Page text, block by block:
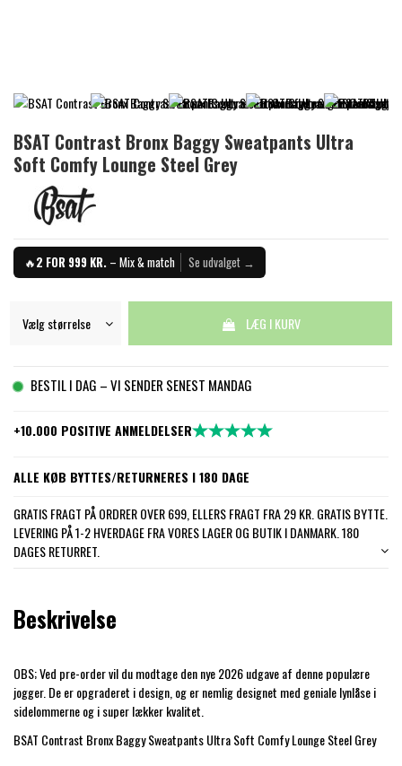
BSAT Contrast Bronx Baggy Sweatpants Ultra
Soft Comfy Lounge Steel Grey
🔥2 FOR 999 KR. – Mix & match Se udvalget →
LÆG I KURV
BESTIL I DAG – VI SENDER SENEST MANDAG
+10.000 POSITIVE ANMELDELSER
ALLE KØB BYTTES/RETURNERES I 180 DAGE
GRATIS FRAGT PÅ ORDRER OVER 699, ELLERS FRAGT FRA 29 KR. GRATIS BYTTE.
LEVERING PÅ 1-2 HVERDAGE FRA VORES LAGER OG BUTIK I DANMARK. 180
DAGES RETURRET.
Beskrivelse
OBS; Ved pre-order vil du modtage den nye 2026 udgave af denne populære
jogger. De er opgraderet i design, og er nemlig designet med geniale lynlåse i
sidelommerne og i super lækker kvalitet.
BSAT Contrast Bronx Baggy Sweatpants Ultra Soft Comfy Lounge Steel Grey